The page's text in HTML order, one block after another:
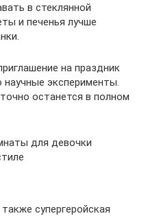
в стеклянной
и печенья лучше
на праздник
эксперименты.
останется в полном
для девочки
супергеройская